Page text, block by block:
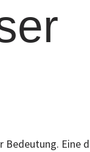
Eine